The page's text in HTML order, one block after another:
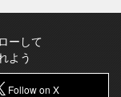
ーして
よう
Follow on X